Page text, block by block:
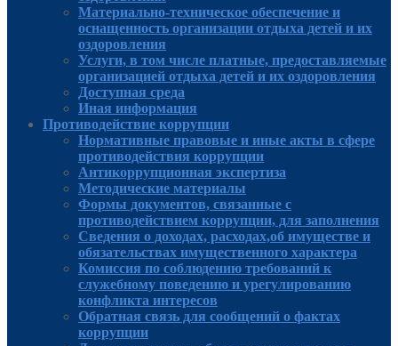
Материально-техническое обеспечение и
оснащенность организации отдыха детей и их
оздоровления
Услуги, в том числе платные, предоставляемые
организацией отдыха детей и их оздоровления
Доступная среда
Иная информация
Противодействие коррупции
Нормативные правовые и иные акты в сфере
противодействия коррупции
Антикоррупционная экспертиза
Методические материалы
Формы документов, связанные с
противодействием коррупции, для заполнения
Сведения о доходах, расходах,об имуществе и
обязательствах имущественного характера
Комиссия по соблюдению требований к
служебному поведению и урегулированию
конфликта интересов
Обратная связь для сообщений о фактах
коррупции